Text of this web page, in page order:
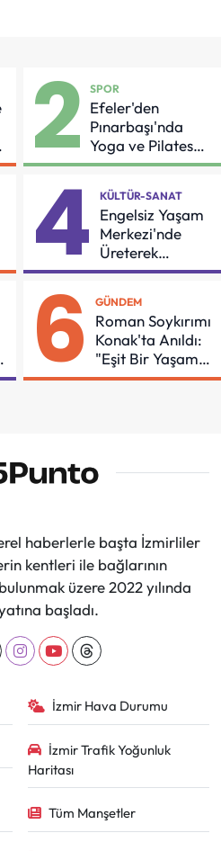
2 SPOR
Efeler'den
Pınarbaşı'nda
Yoga ve Pilates
Buluşması
4 KÜLTÜR-SANAT
Engelsiz Yaşam
Merkezi'nde
Üreterek
Güçleniyorlar
6 GÜNDEM
Roman Soykırımı
Konak'ta Anıldı:
"Eşit Bir Yaşam
İçin Mücadeleyi
haberlerle başta İzmirliler
kentleri ile bağlarının
üzere 2022 yılında
başladı.
İzmir Hava Durumu
İzmir Trafik Yoğunluk
Haritası
Tüm Manşetler